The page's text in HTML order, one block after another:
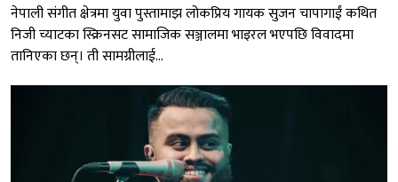
नेपाली संगीत क्षेत्रमा युवा पुस्तामाझ लोकप्रिय गायक सुजन चापागाईं कथित
निजी च्याटका स्क्रिनसट सामाजिक सञ्जालमा भाइरल भएपछि विवादमा
तानिएका छन्। ती सामग्रीलाई...